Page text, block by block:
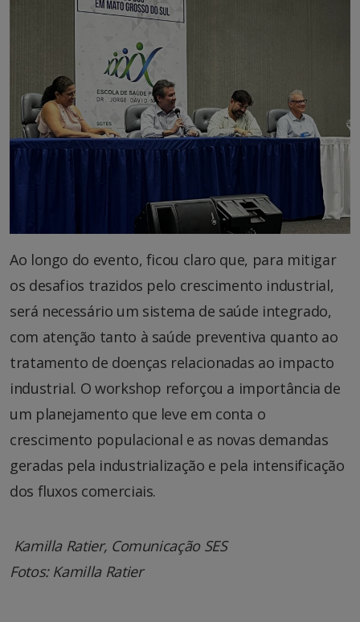
Ao longo do evento, ficou claro que, para mitigar
os desafios trazidos pelo crescimento industrial,
será necessário um sistema de saúde integrado,
com atenção tanto à saúde preventiva quanto ao
tratamento de doenças relacionadas ao impacto
industrial. O workshop reforçou a importância de
um planejamento que leve em conta o
crescimento populacional e as novas demandas
geradas pela industrialização e pela intensificação
dos fluxos comerciais.
Kamilla Ratier, Comunicação SES
Fotos: Kamilla Ratier